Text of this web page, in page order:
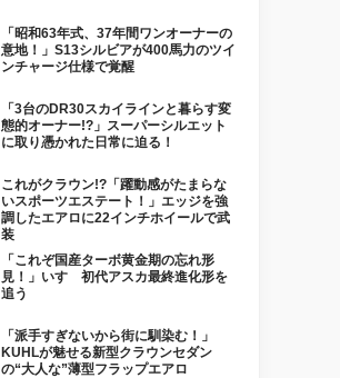
「昭和63年式、37年間ワンオーナーの
意地！」S13シルビアが400馬力のツイ
ンチャージ仕様で覚醒
「3台のDR30スカイラインと暮らす変
態的オーナー!?」スーパーシルエット
に取り憑かれた日常に迫る！
これがクラウン!?「躍動感がたまらな
いスポーツエステート！」エッジを強
調したエアロに22インチホイールで武
装
「これぞ国産ターボ黄金期の忘れ形
見！」いすゞ初代アスカ最終進化形を
追う
「派手すぎないから街に馴染む！」
KUHLが魅せる新型クラウンセダン
の“大人な”薄型フラップエアロ